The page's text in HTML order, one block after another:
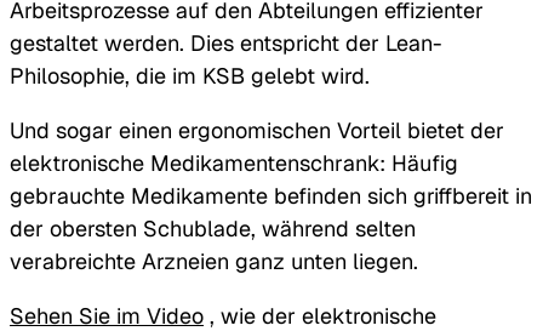
Arbeitsprozesse auf den Abteilungen effizienter
gestaltet werden. Dies entspricht der Lean-
Philosophie, die im KSB gelebt wird.
Und sogar einen ergonomischen Vorteil bietet der
elektronische Medikamentenschrank: Häufig
gebrauchte Medikamente befinden sich griffbereit in
der obersten Schublade, während selten
verabreichte Arzneien ganz unten liegen.
Sehen Sie im Video , wie der elektronische